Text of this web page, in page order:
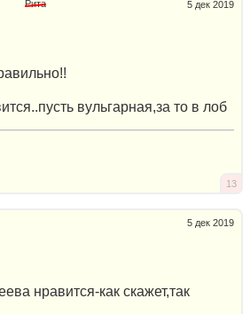
5 дек 2019
Рита
вульгарная,за то в лоб
13
5 дек 2019
нравится-как скажет,так